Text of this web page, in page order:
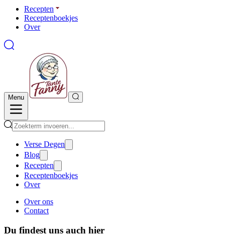
Recepten
Receptenboekjes
Over
Menu
Verse Degen
Blog
Recepten
Receptenboekjes
Over
Over ons
Contact
Du findest uns auch hier